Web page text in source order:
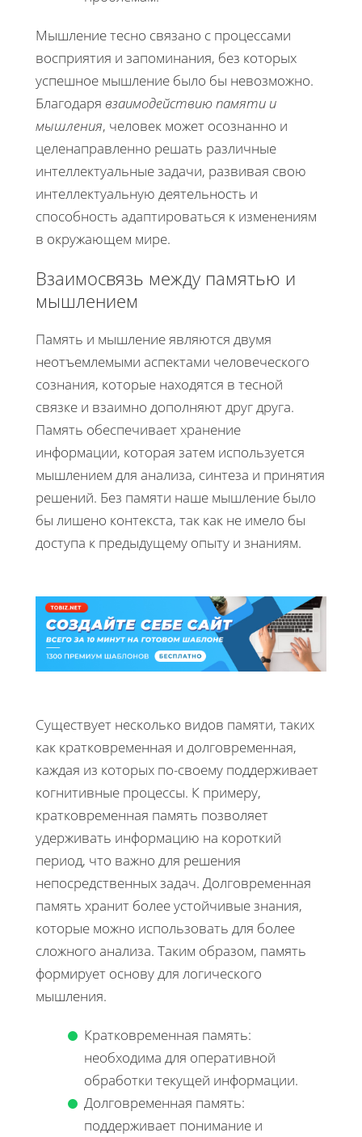
Мышление тесно связано с процессами
восприятия и запоминания, без которых
успешное мышление было бы невозможно.
Благодаря взаимодействию памяти и
мышления, человек может осознанно и
целенаправленно решать различные
интеллектуальные задачи, развивая свою
интеллектуальную деятельность и
способность адаптироваться к изменениям
в окружающем мире.
Взаимосвязь между памятью и
мышлением
Память и мышление являются двумя
неотъемлемыми аспектами человеческого
сознания, которые находятся в тесной
связке и взаимно дополняют друг друга.
Память обеспечивает хранение
информации, которая затем используется
мышлением для анализа, синтеза и принятия
решений. Без памяти наше мышление было
бы лишено контекста, так как не имело бы
доступа к предыдущему опыту и знаниям.
Существует несколько видов памяти, таких
как кратковременная и долговременная,
каждая из которых по-своему поддерживает
когнитивные процессы. К примеру,
кратковременная память позволяет
удерживать информацию на короткий
период, что важно для решения
непосредственных задач. Долговременная
память хранит более устойчивые знания,
которые можно использовать для более
сложного анализа. Таким образом, память
формирует основу для логического
мышления.
Кратковременная память:
необходима для оперативной
обработки текущей информации.
Долговременная память:
поддерживает понимание и